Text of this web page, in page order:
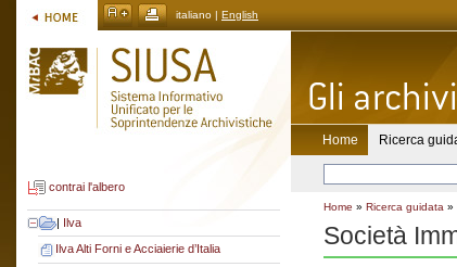
italiano | English
contrai l'albero
| Ilva
Ilva Alti Forni e Acciaierie d’Italia
Home Ricerca
Home » Ricerca guidata »
Società